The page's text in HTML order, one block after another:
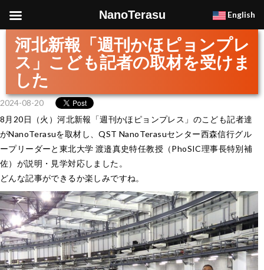
河北新報「週刊かほピョンプレ
ス」こども記者の取材を受けま
した
2024-08-20
8月20日（火）河北新報「週刊かほピョンプレス」のこども記者達
がNanoTerasuを取材し、QST NanoTerasuセンター西森信行グル
ープリーダーと東北大学 渡邉真史特任教授（PhoSIC理事長特別補
佐）が説明・見学対応しました。
どんな記事ができるか楽しみですね。
NanoTerasu English